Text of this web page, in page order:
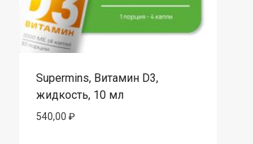
Supermins, Витамин D3,
жидкость, 10 мл
540,00 ₽